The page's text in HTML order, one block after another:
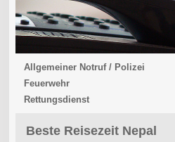
Allgemeiner Notruf / Polizei
Feuerwehr
Rettungsdienst
Beste Reisezeit Nepal